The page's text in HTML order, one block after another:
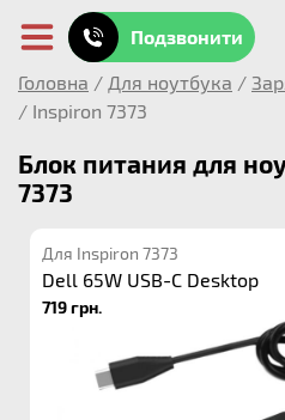
Подзвонити
Головна / Для ноутбука /
/ Inspiron 7373
Блок питания для
7373
Для Inspiron 7373
Dell 65W USB-C Desktop
719 грн.